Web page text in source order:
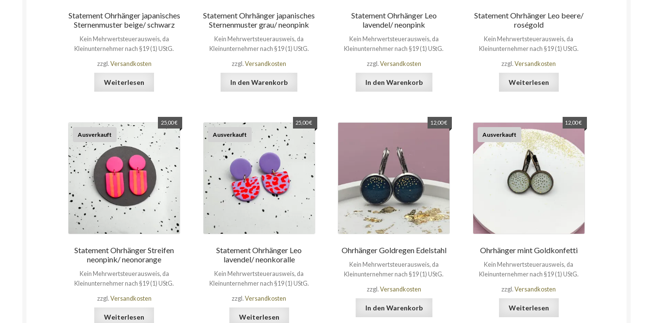
Statement Ohrhänger japanisches
Sternenmuster beige/ schwarz
Kein Mehrwertsteuerausweis, da
Kleinunternehmer nach §19 (1) UStG.
zzgl. Versandkosten
Weiterlesen
Statement Ohrhänger japanisches
Sternenmuster grau/ neonpink
Kein Mehrwertsteuerausweis, da
Kleinunternehmer nach §19 (1) UStG.
zzgl.Versandkosten
In den Warenkorb
Statement Ohrhänger Leo
lavendel/ neonpink
Kein Mehrwertsteuerausweis, da
Kleinunternehmer nach §19 (1) UStG.
zzgl. Versandkosten
In den Warenkorb
Statement Ohrhänger Leo beere/
roségold
Kein Mehrwertsteuerausweis, da
Kleinunternehmer nach §19 (1) UStG.
zzgl.Versandkosten
Weiterlesen
Ausverkauft
Statement Ohrhänger Streifen
neonpink/ neonorange
25,00€
Kein Mehrwertsteuerausweis, da
Kleinunternehmer nach §19 (1) UStG.
zzgl. Versandkosten
Weiterlesen
Ausverkauft
Statement Ohrhänger Leo
lavendel/ neonkoralle
25,00€
Kein Mehrwertsteuerausweis, da
Kleinunternehmer nach §19 (1) UStG.
zzgl.Versandkosten
Weiterlesen
Ohrhänger Goldregen Edelstahl
12,00€
Kein Mehrwertsteuerausweis, da
Kleinunternehmer nach §19 (1) UStG.
zzgl. Versandkosten
In den Warenkorb
Ausverkauft
Ohrhänger mint Goldkonfetti
12,00€
Kein Mehrwertsteuerausweis, da
Kleinunternehmer nach §19 (1) UStG.
zzgl.Versandkosten
Weiterlesen